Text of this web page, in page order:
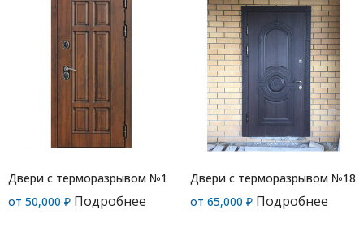
Двери с терморазрывом №1
от 50,000 ₽ Подробнее
Двери с терморазрывом №18
от 65,000 ₽ Подробнее